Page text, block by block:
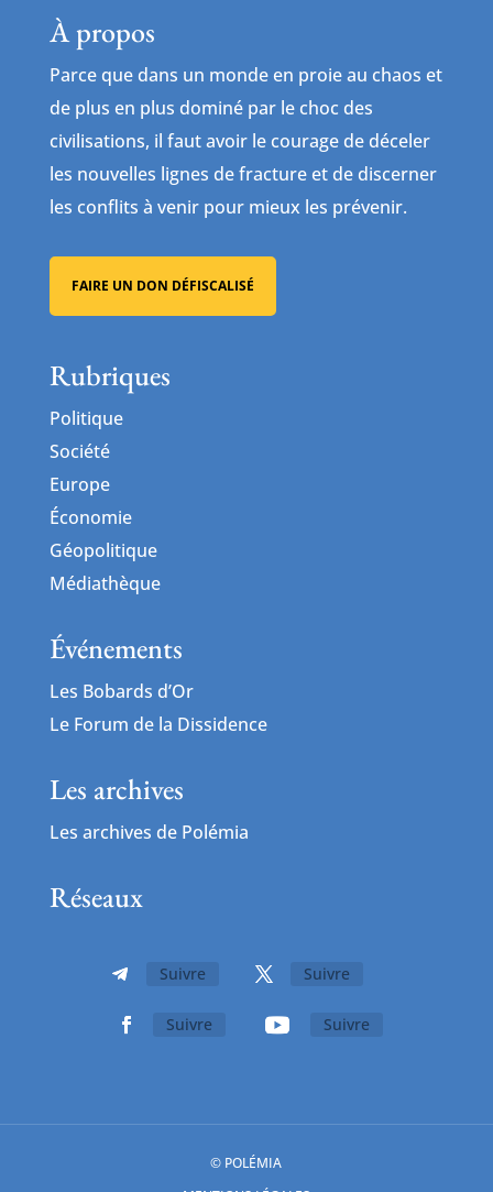
À propos
Parce que dans un monde en proie au chaos et
de plus en plus dominé par le choc des
civilisations, il faut avoir le courage de déceler
les nouvelles lignes de fracture et de discerner
les conflits à venir pour mieux les prévenir.
FAIRE UN DON DÉFISCALISÉ
Rubriques
Politique
Société
Europe
Économie
Géopolitique
Médiathèque
Événements
Les Bobards d’Or
Le Forum de la Dissidence
Les archives
Les archives de Polémia
Réseaux
Suivre Suivre
Suivre Suivre
© POLÉMIA